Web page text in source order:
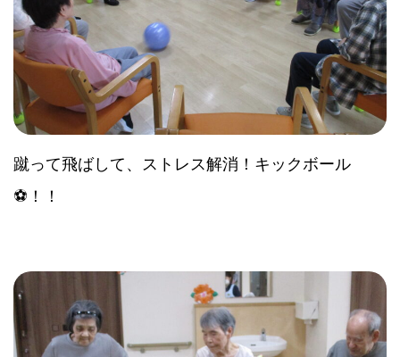
蹴って飛ばして、ストレス解消！キックボール
⚽！！